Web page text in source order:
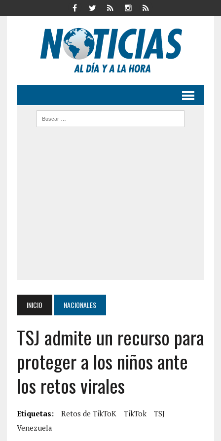
INICIO NACIONALES
TSJ admite un recurso para
proteger a los niños ante
los retos virales
Etiquetas: Retos de TikToK TikTok
TSJ
Venezuela